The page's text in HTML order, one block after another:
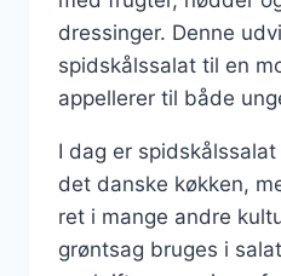
dressinger. Denne
spidskålssalat til en
appellerer til både
I dag er
det danske køkken,
ret i mange andre
grøntsag bruges i